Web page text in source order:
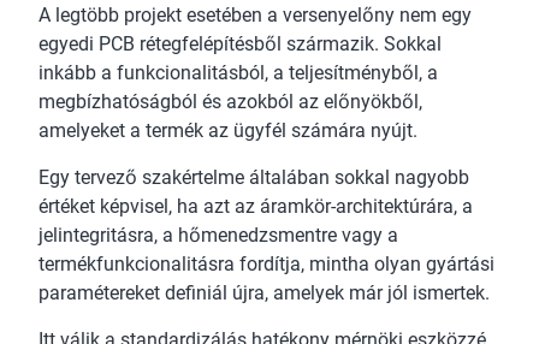
A legtöbb projekt esetében a versenyelőny nem egy
egyedi PCB rétegfelépítésből származik. Sokkal
inkább a funkcionalitásból, a teljesítményből, a
megbízhatóságból és azokból az előnyökből,
amelyeket a termék az ügyfél számára nyújt.
Egy tervező szakértelme általában sokkal nagyobb
értéket képvisel, ha azt az áramkör-architektúrára, a
jelintegritásra, a hőmenedzsmentre vagy a
termékfunkcionalitásra fordítja, mintha olyan gyártási
paramétereket definiál újra, amelyek már jól ismertek.